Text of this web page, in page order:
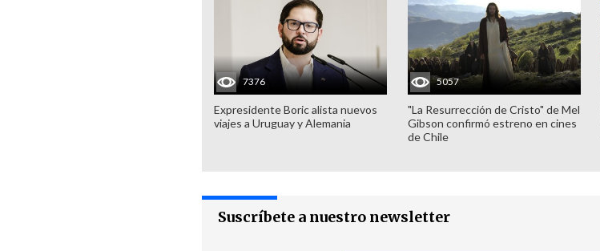
7376
Expresidente Boric alista nuevos
viajes a Uruguay y Alemania
5057
"La Resurrección de Cristo" de Mel
Gibson confirmó estreno en cines
de Chile
Suscríbete a nuestro newsletter